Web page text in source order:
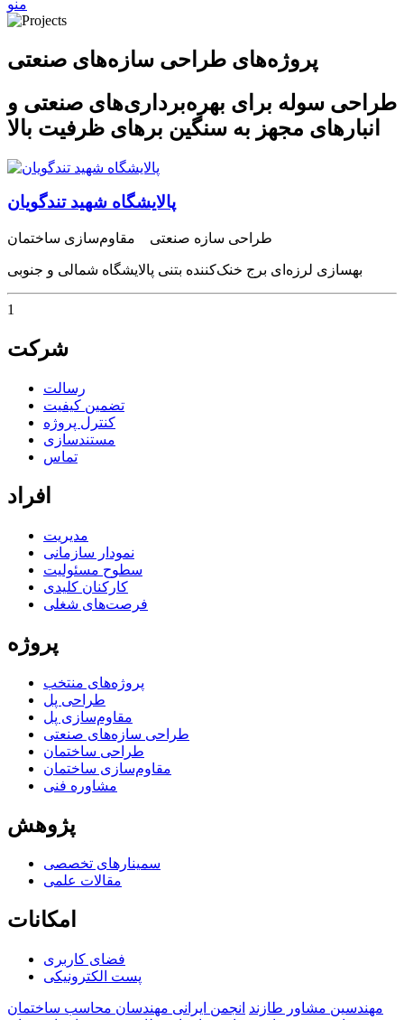
منو
پروژه‌های طراحی سازه‌های صنعتی
طراحی سوله برای بهره‌برداری‌های صنعتی و
انبارهای مجهز به سنگین برهای ظرفیت بالا
پالایشگاه شهید تندگویان
طراحی سازه صنعتی مقاوم‌سازی ساختمان
بهسازی لرزه‌ای برج خنک‌کننده بتنی پالایشگاه شمالی و جنوبی
1
شرکت
رسالت
تضمین کیفیت
کنترل پروژه
مستندسازی
تماس
افراد
مدیریت
نمودار سازمانی
سطوح مسئولیت
کارکنان کلیدی
فرصت‌های شغلی
پروژه
پروژه‌های منتخب
طراحی پل
مقاوم‌سازی پل
طراحی سازه‌های صنعتی
طراحی ساختمان
مقاوم‌سازی ساختمان
مشاوره فنی
پژوهش
سمینارهای تخصصی
مقالات علمی
امکانات
فضای کاربری
پست الکترونیکی
مهندسین مشاور طازند انجمن ایرانی مهندسان محاسب ساختمان